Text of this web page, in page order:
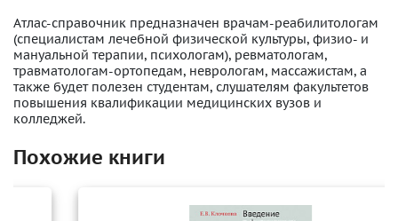
Атлас-справочник предназначен врачам-реабилитологам
(специалистам лечебной физической культуры, физио- и
мануальной терапии, психологам), ревматологам,
травматологам-ортопедам, неврологам, массажистам, а
также будет полезен студентам, слушателям факультетов
повышения квалификации медицинских вузов и
колледжей.
Похожие книги